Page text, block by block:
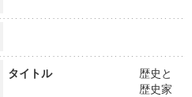
タイトル
歴史と
歴史家